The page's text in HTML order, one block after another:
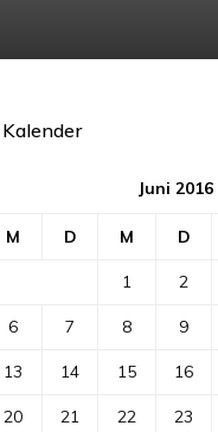
Kalender
Juni 2016
M D M D
1 2
6 7 8 9
13 14 15 16
20 21 22 23